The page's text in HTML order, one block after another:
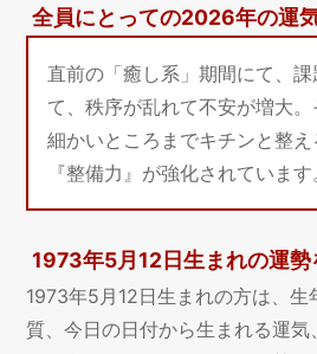
全員にとっての2026年の運
直前の「癒し系」期間にて、
て、秩序が乱れて不安が増大。
細かいところまでキチンと整
『整備力』が強化されています
1973年5月12日生まれの運勢
1973年5月12日生まれの方は、生
質、今日の日付から生まれる運